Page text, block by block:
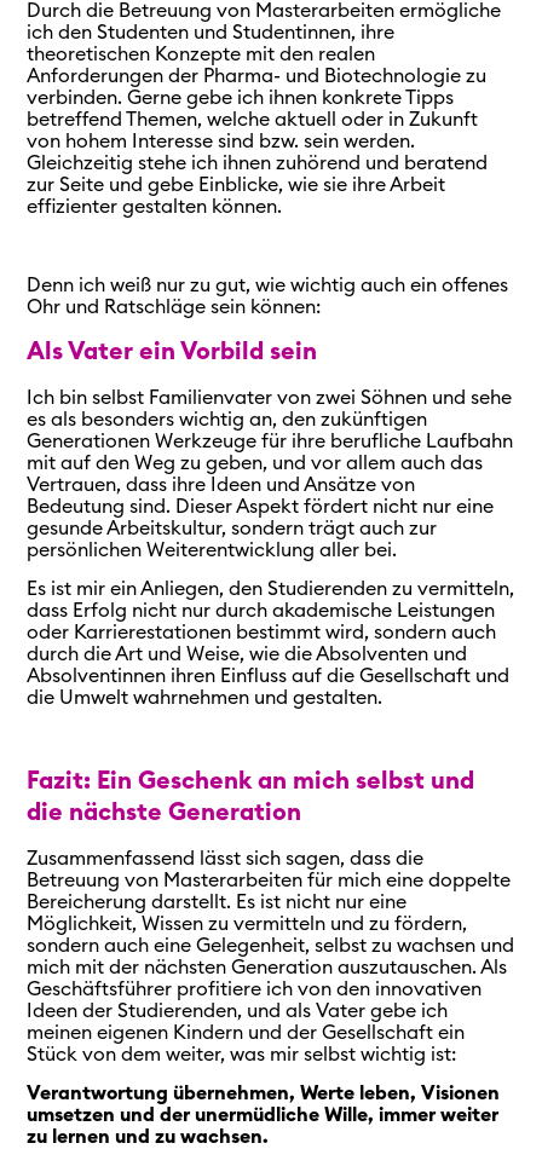
Durch die Betreuung von Masterarbeiten ermögliche
ich den Studenten und Studentinnen, ihre
theoretischen Konzepte mit den realen
Anforderungen der Pharma- und Biotechnologie zu
verbinden. Gerne gebe ich ihnen konkrete Tipps
betreffend Themen, welche aktuell oder in Zukunft
von hohem Interesse sind bzw. sein werden.
Gleichzeitig stehe ich ihnen zuhörend und beratend
zur Seite und gebe Einblicke, wie sie ihre Arbeit
effizienter gestalten können.
Denn ich weiß nur zu gut, wie wichtig auch ein offenes
Ohr und Ratschläge sein können:
Als Vater ein Vorbild sein
Ich bin selbst Familienvater von zwei Söhnen und sehe
es als besonders wichtig an, den zukünftigen
Generationen Werkzeuge für ihre berufliche Laufbahn
mit auf den Weg zu geben, und vor allem auch das
Vertrauen, dass ihre Ideen und Ansätze von
Bedeutung sind. Dieser Aspekt fördert nicht nur eine
gesunde Arbeitskultur, sondern trägt auch zur
persönlichen Weiterentwicklung aller bei.
Es ist mir ein Anliegen, den Studierenden zu vermitteln,
dass Erfolg nicht nur durch akademische Leistungen
oder Karrierestationen bestimmt wird, sondern auch
durch die Art und Weise, wie die Absolventen und
Absolventinnen ihren Einfluss auf die Gesellschaft und
die Umwelt wahrnehmen und gestalten.
Fazit: Ein Geschenk an mich selbst und
die nächste Generation
Zusammenfassend lässt sich sagen, dass die
Betreuung von Masterarbeiten für mich eine doppelte
Bereicherung darstellt. Es ist nicht nur eine
Möglichkeit, Wissen zu vermitteln und zu fördern,
sondern auch eine Gelegenheit, selbst zu wachsen und
mich mit der nächsten Generation auszutauschen. Als
Geschäftsführer profitiere ich von den innovativen
Ideen der Studierenden, und als Vater gebe ich
meinen eigenen Kindern und der Gesellschaft ein
Stück von dem weiter, was mir selbst wichtig ist:
Verantwortung übernehmen, Werte leben, Visionen
umsetzen und der unermüdliche Wille, immer weiter
zu lernen und zu wachsen.